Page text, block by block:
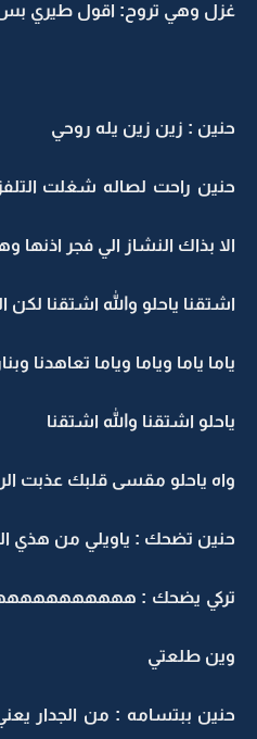
غزل وهي تروح: اقول طيري بس
حنين : زين زين يله روحي
حنين راحت لصاله شغلت
الا بذاك النشاز الي فجر اذنها
اشتقنا ياحلو والله اشتقنا لكن
ياما ياما وياما وياما تعاهدنا
ياحلو اشتقنا والله اشتقنا
واه ياحلو مقسى قلبك عذبت
حنين تضحك : ياويلي من هذي
تركي يضحك :
وين طلعتي
حنين ببتسامه : من الجدار